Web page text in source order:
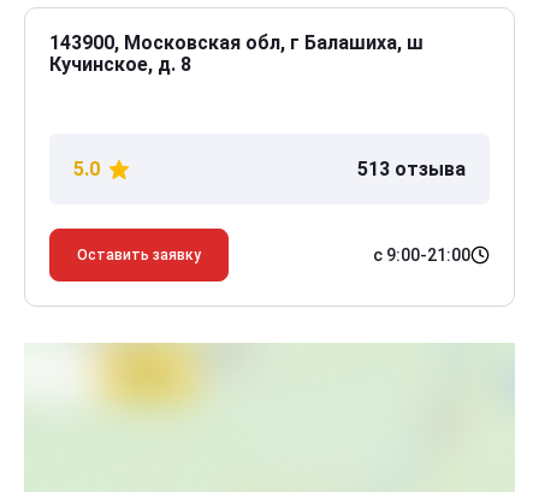
143900, Московская обл, г Балашиха, ш
Кучинское, д. 8
5.0 513 отзыва
Оставить заявку с 9:00-21:00